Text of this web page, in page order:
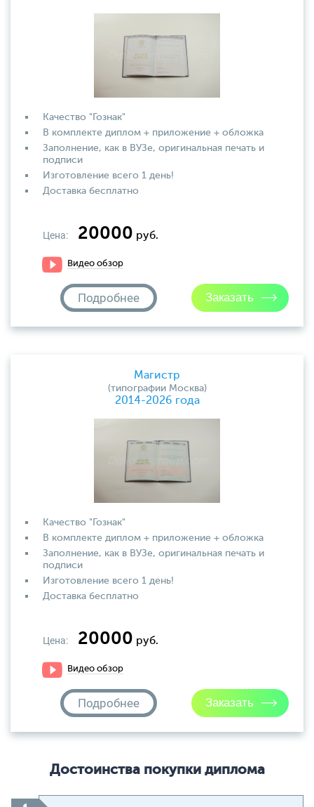
Качество "Гознак"
В комплекте диплом + приложение + обложка
Заполнение, как в ВУЗе, оригинальная печать и
подписи
Изготовление всего 1 день!
Доставка бесплатно
Цена: 20000 руб.
Видео обзор
Подробнее
Магистр
(типографии Москва)
2014-2026 года
Качество "Гознак"
В комплекте диплом + приложение + обложка
Заполнение, как в ВУЗе, оригинальная печать и
подписи
Изготовление всего 1 день!
Доставка бесплатно
Цена: 20000 руб.
Видео обзор
Подробнее
Достоинства покупки диплома